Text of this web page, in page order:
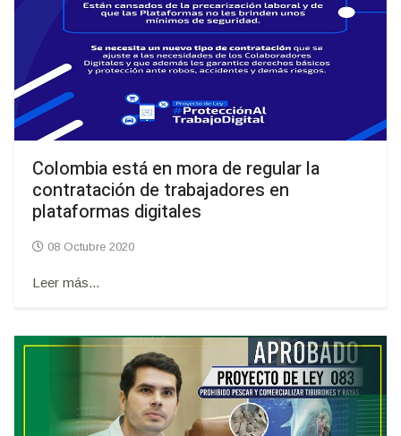
Colombia está en mora de regular la
contratación de trabajadores en
plataformas digitales
08 Octubre 2020
Leer más...